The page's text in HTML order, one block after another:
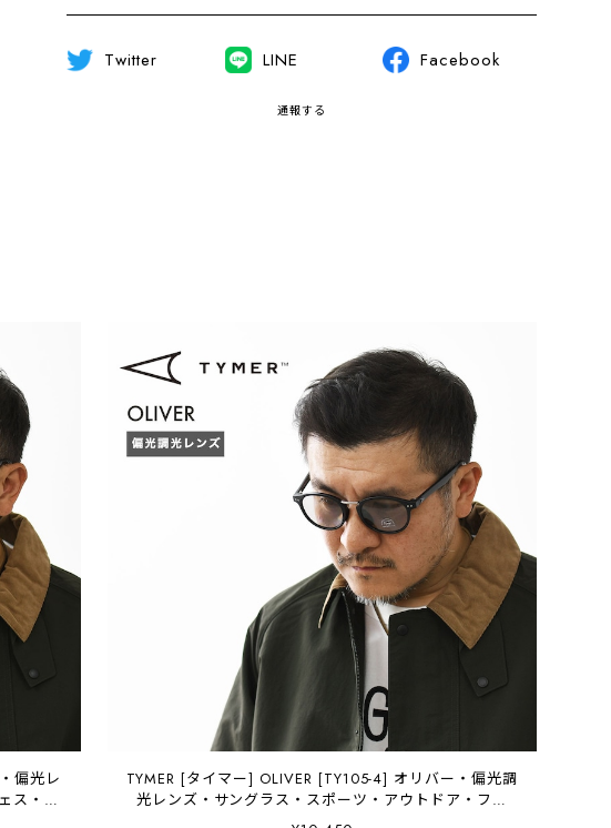
Twitter LINE Facebook
通報する
偏光レ
ス・日
/
TYMER [タイマー] OLIVER [TY105-4] オリバー・偏光調
光レンズ・サングラス・スポーツ・アウトドア・フェ
ス・日よけ・UVカット・夏小物・アクセサリー・MEN'S